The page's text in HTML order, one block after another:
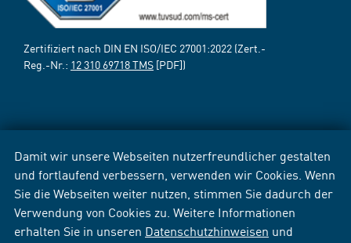
Damit wir unsere Webseiten nutzerfreundlicher gestalten
und fortlaufend verbessern, verwenden wir Cookies. Wenn
Sie die Webseiten weiter nutzen, stimmen Sie dadurch der
Verwendung von Cookies zu. Weitere Informationen
erhalten Sie in unseren Datenschutzhinweisen und
Zertifiziert nach DIN EN ISO/IEC 27001:2022 (Zert.-
Reg.-Nr.: 12 310 69718 TMS [PDF])